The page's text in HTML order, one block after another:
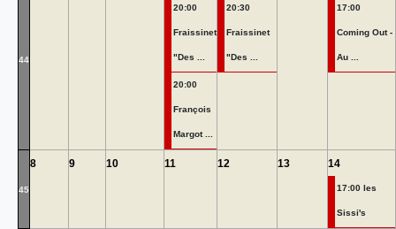
44
20:00
Fraissinet
"Des ...
20:00
François
Margot ...
20:30
Fraissinet
"Des ...
17:00
Coming Out -
Au ...
45
8 9 10 11 12 13 14
17:00 les
Sissi's